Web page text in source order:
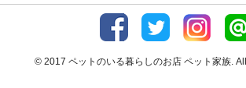
© 2017 ペットのいる暮らしのお店 ペット家族.